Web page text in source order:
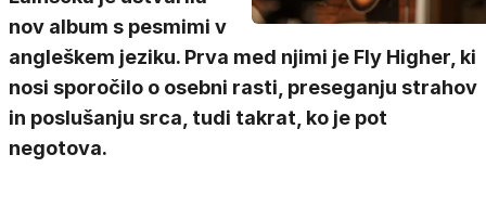
nov album s pesmimi v
angleškem jeziku. Prva med njimi je Fly Higher, ki
nosi sporočilo o osebni rasti, preseganju strahov
in poslušanju srca, tudi takrat, ko je pot
negotova.